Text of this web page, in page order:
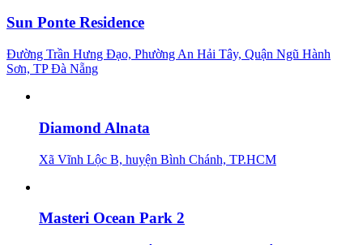
Sun Ponte Residence
Đường Trần Hưng Đạo, Phường An Hải Tây, Quận Ngũ Hành
Sơn, TP Đà Nẵng
Diamond Alnata
Xã Vĩnh Lộc B, huyện Bình Chánh, TP.HCM
Masteri Ocean Park 2